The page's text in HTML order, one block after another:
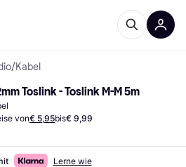
/Kabel
Toslink - Toslink M-M 5m
von€ 5,95bis€ 9,99
Lerne wie